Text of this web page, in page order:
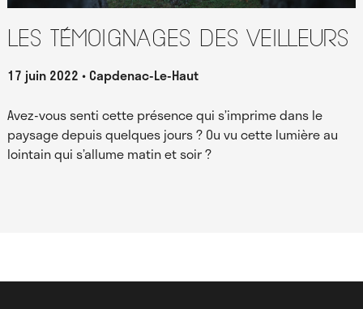
Les témoignages des Veilleurs
17 juin 2022 Capdenac-Le-Haut
Avez-vous senti cette présence qui s’imprime dans le
paysage depuis quelques jours ? Ou vu cette lumière au
lointain qui s’allume matin et soir ?